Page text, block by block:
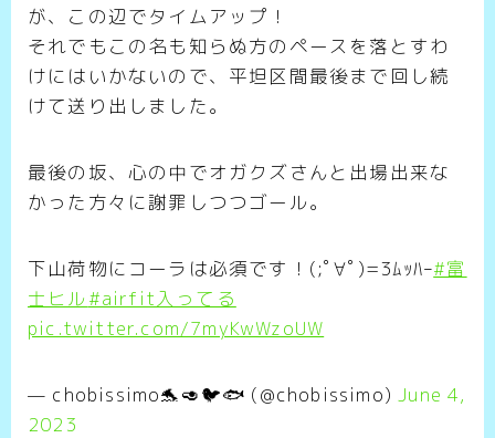
が、この辺でタイムアップ！
それでもこの名も知らぬ方のペースを落とすわ
けにはいかないので、平坦区間最後まで回し続
けて送り出しました。
最後の坂、心の中でオガクズさんと出場出来な
かった方々に謝罪しつつゴール。
下山荷物にコーラは必須です！(;ﾟ∀ﾟ)=3ﾑｯﾊｰ#富
士ヒル #airfit入ってる
pic.twitter.com/7myKwWzoUW
— chobissimo🐬🥑🐦🐟 (@chobissimo)June 4,
2023